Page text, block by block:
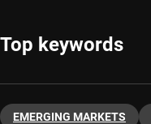
Top keywords
EMERGING MARKETS